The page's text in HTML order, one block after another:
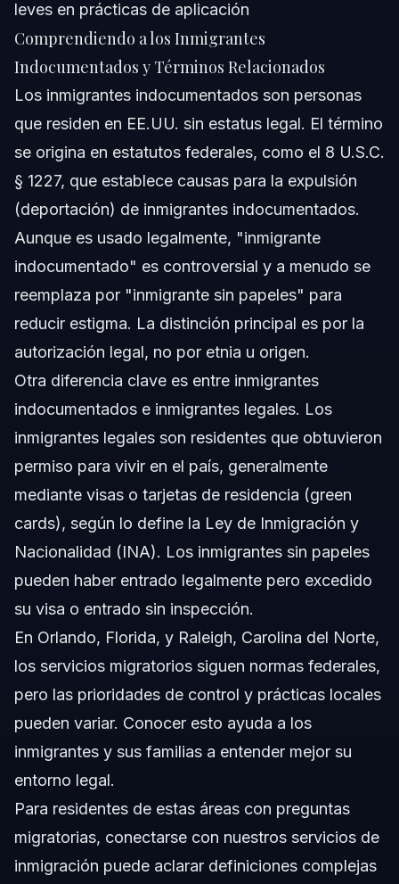
Carolina del Norte buscar ayuda legal?
¿Es ofensivo el término inmigrante indocumentado?
Fuentes y Referencias
leves en prácticas de aplicación
Comprendiendo a los Inmigrantes
Indocumentados y Términos Relacionados
Los inmigrantes indocumentados son personas
que residen en EE.UU. sin estatus legal. El término
se origina en estatutos federales, como el 8 U.S.C.
§ 1227, que establece causas para la expulsión
(deportación) de inmigrantes indocumentados.
Aunque es usado legalmente, "inmigrante
indocumentado" es controversial y a menudo se
reemplaza por "inmigrante sin papeles" para
reducir estigma. La distinción principal es por la
autorización legal, no por etnia u origen.
Otra diferencia clave es entre inmigrantes
indocumentados e inmigrantes legales. Los
inmigrantes legales son residentes que obtuvieron
permiso para vivir en el país, generalmente
mediante visas o tarjetas de residencia (green
cards), según lo define la Ley de Inmigración y
Nacionalidad (INA). Los inmigrantes sin papeles
pueden haber entrado legalmente pero excedido
su visa o entrado sin inspección.
En Orlando, Florida, y Raleigh, Carolina del Norte,
los servicios migratorios siguen normas federales,
pero las prioridades de control y prácticas locales
pueden variar. Conocer esto ayuda a los
inmigrantes y sus familias a entender mejor su
entorno legal.
Para residentes de estas áreas con preguntas
migratorias, conectarse con nuestros servicios de
inmigración puede aclarar definiciones complejas